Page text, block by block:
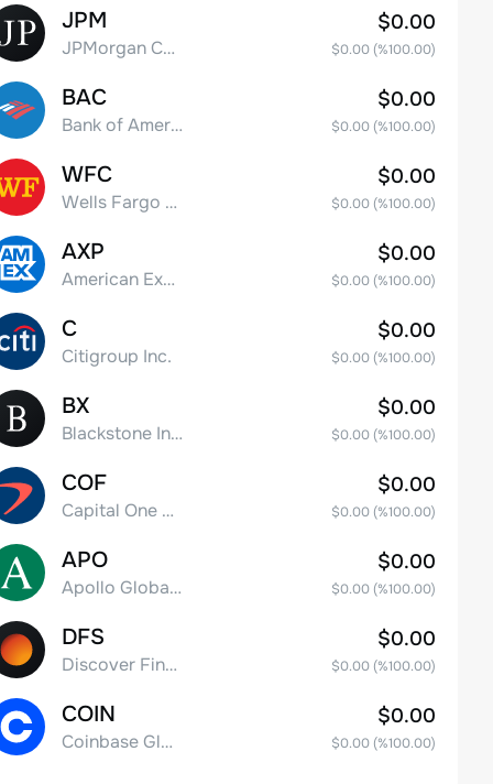
JPM
JPMorgan Chase & Co.
$0.00
$0.00(%100.00)
BAC
Bank of America Corporation
$0.00
$0.00(%100.00)
WFC
Wells Fargo & Co.
$0.00
$0.00(%100.00)
AXP
American Express Company
$0.00
$0.00(%100.00)
C
Citigroup Inc.
$0.00
$0.00(%100.00)
BX
Blackstone Inc.
$0.00
$0.00(%100.00)
COF
Capital One Financial
$0.00
$0.00(%100.00)
APO
Apollo Global Management, Inc.
$0.00
$0.00(%100.00)
DFS
Discover Financial Services
$0.00
$0.00(%100.00)
COIN
Coinbase Global, Inc. Class A Common Stock
$0.00
$0.00(%100.00)